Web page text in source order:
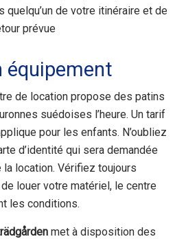
quelqu’un de votre itinéraire et de
prévue
équipement
de location propose des patins
suédoises l’heure. Un tarif
pour les enfants. N’oubliez
d’identité qui sera demandée
location. Vérifiez toujours
louer votre matériel, le centre
les conditions.
met à disposition des